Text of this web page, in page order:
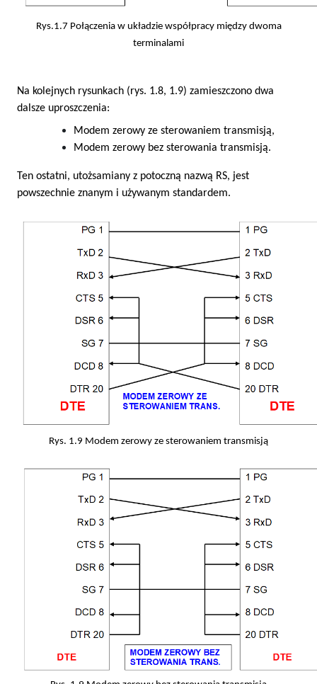
Rys.1.7 Połączenia w układzie współpracy między dwoma
terminalami
Na kolejnych rysunkach (rys. 1.8, 1.9) zamieszczono dwa
dalsze uproszczenia:
Modem zerowy ze sterowaniem transmisją,
Modem zerowy bez sterowania transmisją.
Ten ostatni, utożsamiany z potoczną nazwą RS, jest
powszechnie znanym i używanym standardem.
Rys. 1.9 Modem zerowy ze sterowaniem transmisją